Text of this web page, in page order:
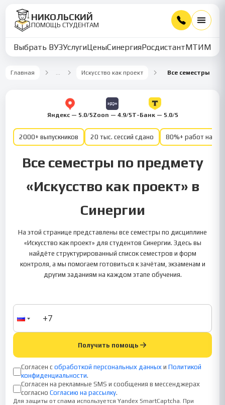
НИКОЛЬСКИЙ
ПОМОЩЬ СТУДЕНТАМ
Выбрать ВУЗУслугиЦеныСинергияРосдистантМТИММУ
Главная … Искусство как проект Все семестры
Яндекс — 5.0/5Zoon — 4.9/5Т-Банк — 5.0/5
2000+ выпускников 20 тыс. сессий сдано 80%+ работ на
Все семестры по предмету
«Искусство как проект» в
Синергии
На этой странице представлены все семестры по дисциплине
«Искусство как проект» для студентов Синергии. Здесь вы
найдёте структурированный список семестров и форм
контроля, а мы помогаем готовиться к зачётам, экзаменам и
другим заданиям на каждом этапе обучения.
Получить помощь
Согласен с обработкой персональных данных и Политикой
конфиденциальности.
Согласен на рекламные SMS и сообщения в мессенджерах
согласно Согласию на рассылку.
Для защиты от спама используется Yandex SmartCaptcha. При